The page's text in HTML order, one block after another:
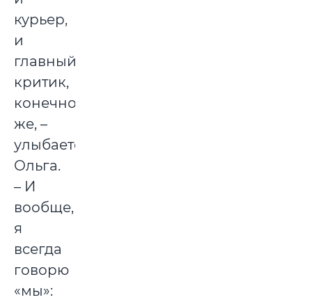
курьер,
и
главный
критик,
конечно
же, –
улыбается
Ольга.
– И
вообще,
я
всегда
говорю
«мы»: